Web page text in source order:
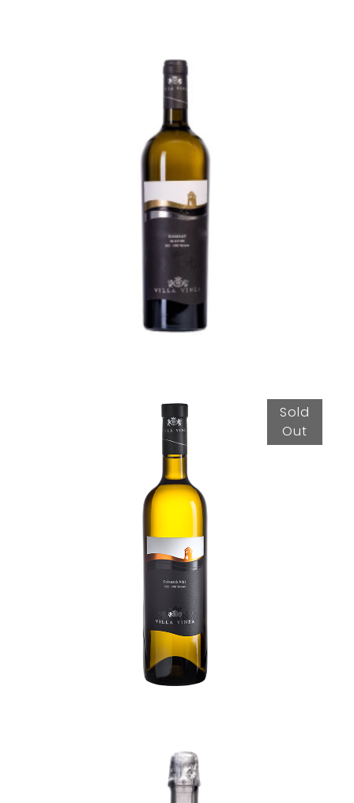
Diamant Selection 2021
95,50lei TVA incl.
Sold
Out
Feteasca Alba Selection 2018
70,00lei TVA incl.
Create an Account